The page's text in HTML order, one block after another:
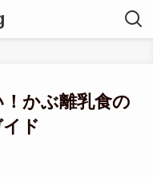
かぶ離乳食の
ド